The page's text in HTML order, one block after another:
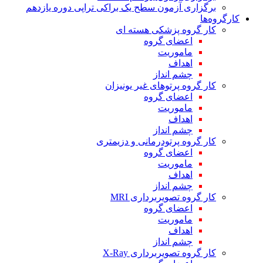
برگزاری آزمون سطح یک براکی تراپی دوره یازدهم
کارگروه‌ها
کار گروه پزشکی هسته ای
اعضای گروه
ماموریت
اهداف
چشم انداز
کار گروه پرتوهای غیر یونیزان
اعضای گروه
ماموریت
اهداف
چشم انداز
کار گروه پرتودرمانی و دزیمتری
اعضای گروه
ماموریت
اهداف
چشم انداز
کار گروه تصویربرداری MRI
اعضای گروه
ماموریت
اهداف
چشم انداز
کار گروه تصویربرداری X-Ray